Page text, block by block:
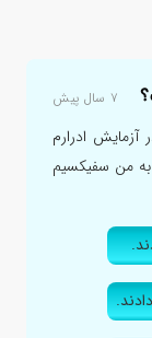
۷ سال پیش
هستم و در آزمایش ادرارم
من سفیکسیم